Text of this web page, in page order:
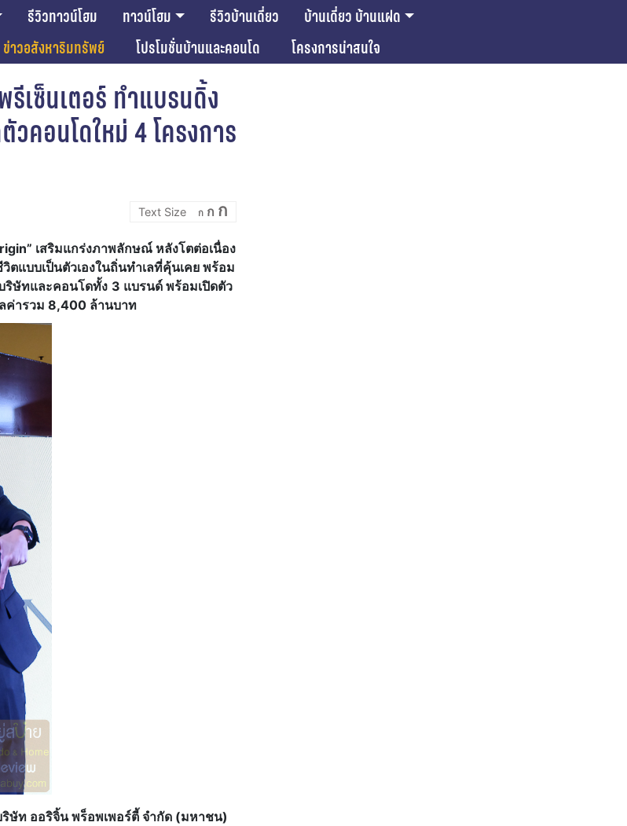
รีวิวทาวน์โฮม ทาวน์โฮม รีวิวบ้านเดี่ยว
บ้านเดี่ยว บ้านแฝด
ข่าวอสังหาริมทรัพย์ โปรโมชั่นบ้านและคอนโด โครงการน่าสนใจ
เซ็นเตอร์ ทำแบรนดิ้ง
วคอนโดใหม่ 4 โครงการ
ก
Decrease
font
size.
ก Reset
font
ก
” เสริมแกร่งภาพลักษณ์ หลังโตต่อเนื่อง
ตแบบเป็นตัวเองในถิ่นทำเลที่คุ้นเคย พร้อม
ริษัทและคอนโดทั้ง 3 แบรนด์ พร้อมเปิดตัว
ค่ารวม 8,400 ล้านบาท
ษัท ออริจิ้น พร็อพเพอร์ตี้ จำกัด (มหาชน)